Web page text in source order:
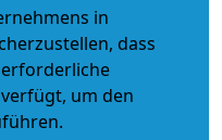
in
dass
um den